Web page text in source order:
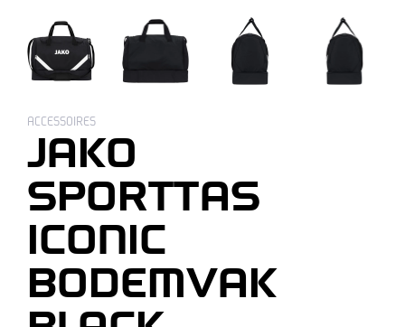
ACCESSOIRES
JAKO
SPORTTAS
ICONIC
BODEMVAK